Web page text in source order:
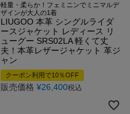
軽量・柔らか！フェミニンでミニマルデ
ザインが大人の1着
LIUGOO 本革 シングルライダ
ースジャケット レディース リ
ューグー SRS02LA 軽くて丈
夫！本革レザージャケット 革ジ
ャン
クーポン利用で10％OFF
販売価格 ¥26,400税込